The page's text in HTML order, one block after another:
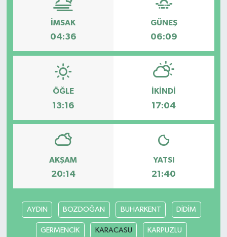
İMSAK
04:36
GÜNEŞ
06:09
ÖĞLE
13:16
İKINDI
17:04
AKŞAM
20:14
YATSI
21:40
AYDIN BOZDOĞAN BUHARKENT DİDİM
GERMENCİK KARACASU KARPUZLU